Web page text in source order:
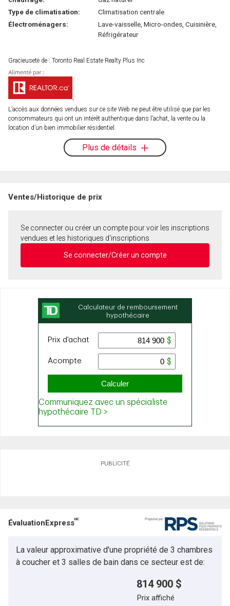
Type de climatisation:
Climatisation centrale
Électroménagers:
Lave-vaisselle, Micro-ondes, Cuisinière,
Réfrigérateur
Gracieuseté de : Toronto Real Estate Realty Plus Inc
L’accès aux données vendues sur ce site Web ne peut être utilisé que par les
consommateurs qui ont un intérêt authentique dans l’achat, la vente ou la
location d’un bien immobilier résidentiel.
Plus de détails
Ventes/Historique de prix
Se connecter ou créer un compte pour voir les inscriptions
vendues et les historiques d'inscriptions
Se connecter/Créer un compte
PUBLICITÉ
ÉvaluationExpressMC
La valeur approximative d'une propriété de 3 chambres
à coucher et 3 salles de bain dans ce secteur est de:
814 900 $
Prix affiché